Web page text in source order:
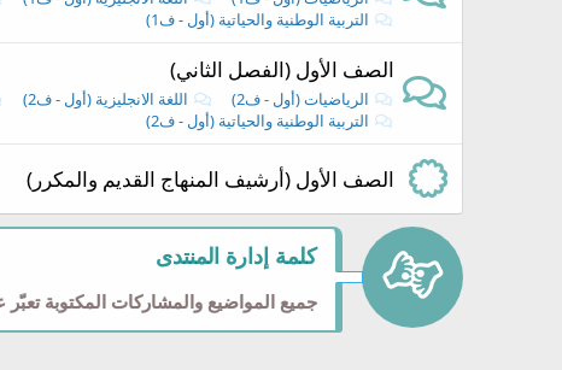
التربية الوطنية والحياتية (أول - ف1)
الصف الأول (الفصل الثاني)
الرياضيات (أول - ف2) اللغة الانجليزية (أول - ف2)
التربية الوطنية والحياتية (أول - ف2)
الصف الأول (أرشيف المنهاج القديم والمكرر)
كلمة إدارة المنتدى
جميع المواضيع والمشاركات المكتوبة